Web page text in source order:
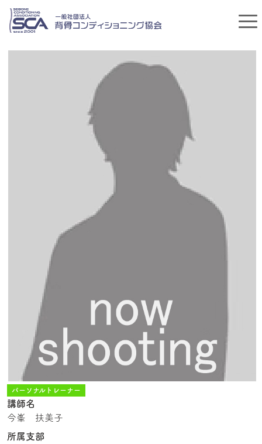
パーソナルトレーナー
講師名
今峯 扶美子
所属支部